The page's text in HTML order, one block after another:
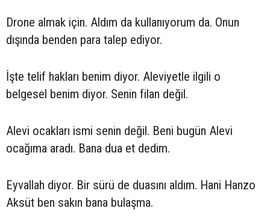
Drone almak için. Aldım da kullanıyorum da. Onun
dışında benden para talep ediyor.
İşte telif hakları benim diyor. Aleviyetle ilgili o
belgesel benim diyor. Senin filan değil.
Alevi ocakları ismi senin değil. Beni bugün Alevi
ocağıma aradı. Bana dua et dedim.
Eyvallah diyor. Bir sürü de duasını aldım. Hani Hanzo
Aksüt ben sakın bana bulaşma.